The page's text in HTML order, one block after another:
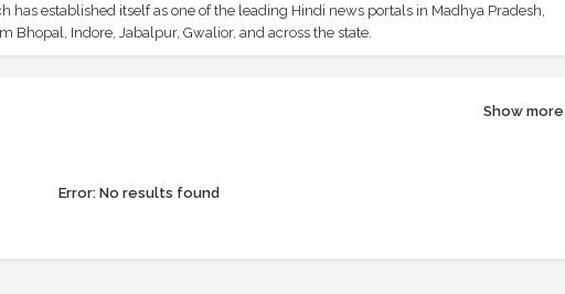
has established itself as one of the leading Hindi news portals in Madhya Pradesh,
Bhopal, Indore, Jabalpur, Gwalior, and across the state.
Show more
Error:No results found